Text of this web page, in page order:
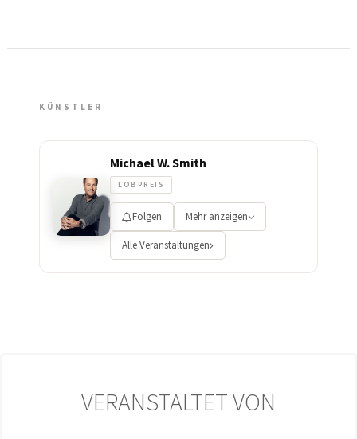
KÜNSTLER
Michael W. Smith
LOBPREIS
Folgen Mehr anzeigen
Alle Veranstaltungen
VERANSTALTET VON